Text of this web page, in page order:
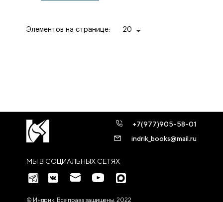
Элементов на странице: 20
МЫ В СОЦИАЛЬНЫХ СЕТЯХ
+7(977)905-58-01
indrik_books@mail.ru
© Индрик. Все права защищены, 2022